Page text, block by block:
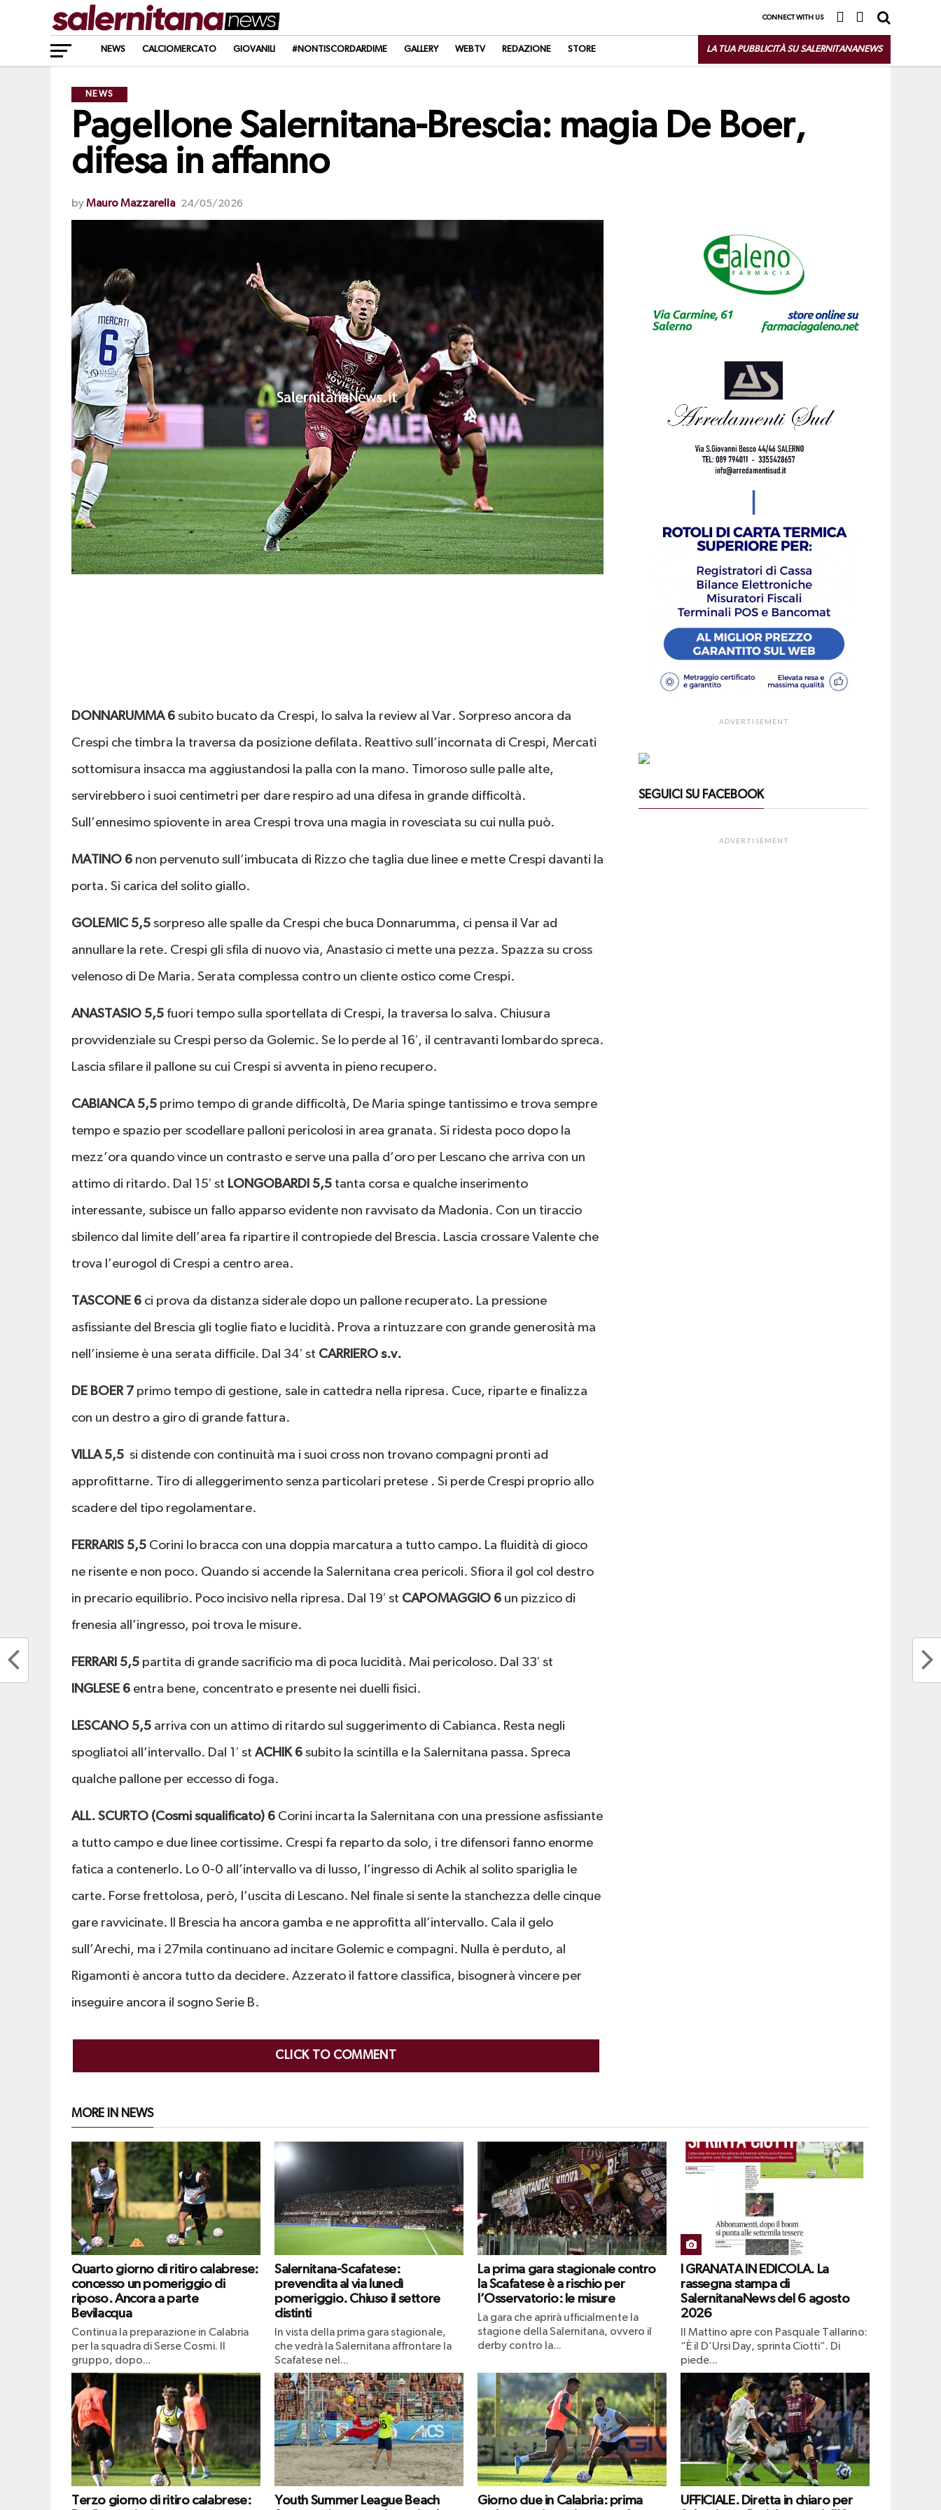
CONNECT WITH US
NEWS CALCIOMERCATO GIOVANILI #NONTISCORDARDIME GALLERY WEBTV REDAZIONE STORE LA TUA PUBBLICITÀ SU SALERNITANANEWS
NEWS
Pagellone Salernitana-Brescia: magia De Boer,
difesa in affanno
byMauro Mazzarella 24/05/2026
DONNARUMMA 6 subito bucato da Crespi, lo salva la review al Var. Sorpreso ancora da
Crespi che timbra la traversa da posizione defilata. Reattivo sull’incornata di Crespi, Mercati
sottomisura insacca ma aggiustandosi la palla con la mano. Timoroso sulle palle alte,
servirebbero i suoi centimetri per dare respiro ad una difesa in grande difficoltà.
Sull’ennesimo spiovente in area Crespi trova una magia in rovesciata su cui nulla può.
MATINO 6 non pervenuto sull’imbucata di Rizzo che taglia due linee e mette Crespi davanti la
porta. Si carica del solito giallo.
GOLEMIC 5,5 sorpreso alle spalle da Crespi che buca Donnarumma, ci pensa il Var ad
annullare la rete. Crespi gli sfila di nuovo via, Anastasio ci mette una pezza. Spazza su cross
velenoso di De Maria. Serata complessa contro un cliente ostico come Crespi.
ANASTASIO 5,5 fuori tempo sulla sportellata di Crespi, la traversa lo salva. Chiusura
provvidenziale su Crespi perso da Golemic. Se lo perde al 16′, il centravanti lombardo spreca.
Lascia sfilare il pallone su cui Crespi si avventa in pieno recupero.
CABIANCA 5,5 primo tempo di grande difficoltà, De Maria spinge tantissimo e trova sempre
tempo e spazio per scodellare palloni pericolosi in area granata. Si ridesta poco dopo la
mezz’ora quando vince un contrasto e serve una palla d’oro per Lescano che arriva con un
attimo di ritardo. Dal 15′ st LONGOBARDI 5,5 tanta corsa e qualche inserimento
interessante, subisce un fallo apparso evidente non ravvisato da Madonia. Con un tiraccio
sbilenco dal limite dell’area fa ripartire il contropiede del Brescia. Lascia crossare Valente che
trova l’eurogol di Crespi a centro area.
TASCONE 6 ci prova da distanza siderale dopo un pallone recuperato. La pressione
asfissiante del Brescia gli toglie fiato e lucidità. Prova a rintuzzare con grande generosità ma
nell’insieme è una serata difficile. Dal 34′ st CARRIERO s.v.
DE BOER 7 primo tempo di gestione, sale in cattedra nella ripresa. Cuce, riparte e finalizza
con un destro a giro di grande fattura.
VILLA 5,5 si distende con continuità ma i suoi cross non trovano compagni pronti ad
approfittarne. Tiro di alleggerimento senza particolari pretese . Si perde Crespi proprio allo
scadere del tipo regolamentare.
FERRARIS 5,5 Corini lo bracca con una doppia marcatura a tutto campo. La fluidità di gioco
ne risente e non poco. Quando si accende la Salernitana crea pericoli. Sfiora il gol col destro
in precario equilibrio. Poco incisivo nella ripresa. Dal 19′ st CAPOMAGGIO 6 un pizzico di
frenesia all’ingresso, poi trova le misure.
FERRARI 5,5 partita di grande sacrificio ma di poca lucidità. Mai pericoloso. Dal 33′ st
INGLESE 6 entra bene, concentrato e presente nei duelli fisici.
LESCANO 5,5 arriva con un attimo di ritardo sul suggerimento di Cabianca. Resta negli
spogliatoi all’intervallo. Dal 1′ st ACHIK 6 subito la scintilla e la Salernitana passa. Spreca
qualche pallone per eccesso di foga.
ALL. SCURTO (Cosmi squalificato) 6 Corini incarta la Salernitana con una pressione asfissiante
a tutto campo e due linee cortissime. Crespi fa reparto da solo, i tre difensori fanno enorme
fatica a contenerlo. Lo 0-0 all’intervallo va di lusso, l’ingresso di Achik al solito spariglia le
carte. Forse frettolosa, però, l’uscita di Lescano. Nel finale si sente la stanchezza delle cinque
gare ravvicinate. Il Brescia ha ancora gamba e ne approfitta all’intervallo. Cala il gelo
sull’Arechi, ma i 27mila continuano ad incitare Golemic e compagni. Nulla è perduto, al
Rigamonti è ancora tutto da decidere. Azzerato il fattore classifica, bisognerà vincere per
inseguire ancora il sogno Serie B.
CLICK TO COMMENT
ADVERTISEMENT
SEGUICI SU FACEBOOK
ADVERTISEMENT
MORE IN NEWS
Quarto giorno di ritiro calabrese:
concesso un pomeriggio di
riposo. Ancora a parte
Bevilacqua
Continua la preparazione in Calabria
per la squadra di Serse Cosmi. Il
gruppo, dopo...
Salernitana-Scafatese:
prevendita al via lunedì
pomeriggio. Chiuso il settore
distinti
In vista della prima gara stagionale,
che vedrà la Salernitana affrontare la
Scafatese nel...
La prima gara stagionale contro
la Scafatese è a rischio per
l’Osservatorio: le misure
La gara che aprirà ufficialmente la
stagione della Salernitana, ovvero il
derby contro la...
I GRANATA IN EDICOLA. La
rassegna stampa di
SalernitanaNews del 6 agosto
2026
Il Mattino apre con Pasquale Tallarino:
“È il D’Ursi Day, sprinta Ciotti”. Di
piede...
Terzo giorno di ritiro calabrese:
Youth Summer League Beach
Giorno due in Calabria: prima
UFFICIALE. Diretta in chiaro per